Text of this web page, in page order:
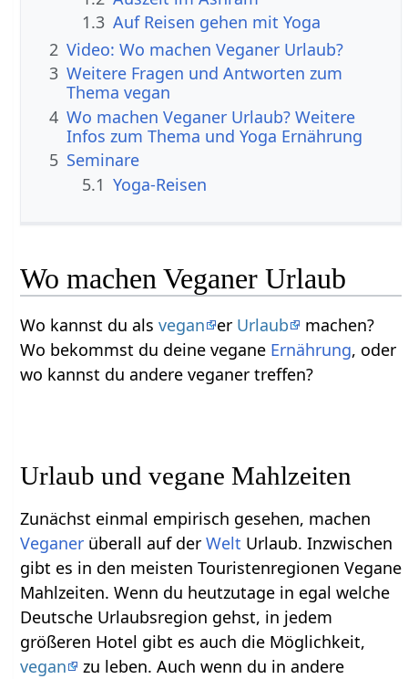
1.3 Auf Reisen gehen mit Yoga
2 Video: Wo machen Veganer Urlaub?
3 Weitere Fragen und Antworten zum
Thema vegan
4 Wo machen Veganer Urlaub? Weitere
Infos zum Thema und Yoga Ernährung
5 Seminare
5.1 Yoga-Reisen
Wo machen Veganer Urlaub
Wo kannst du alsvegan er Urlaub
machen?
Wo bekommst du deine vegane Ernährung, oder
wo kannst du andere veganer treffen?
Urlaub und vegane Mahlzeiten
Zunächst einmal empirisch gesehen, machen
Veganer überall auf derWelt Urlaub. Inzwischen
gibt es in den meisten Touristenregionen Vegane
Mahlzeiten. Wenn du heutzutage in egal welche
Deutsche Urlaubsregion gehst, in jedem
größeren Hotel gibt es auch die Möglichkeit,
vegan
zu leben. Auch wenn du in andere